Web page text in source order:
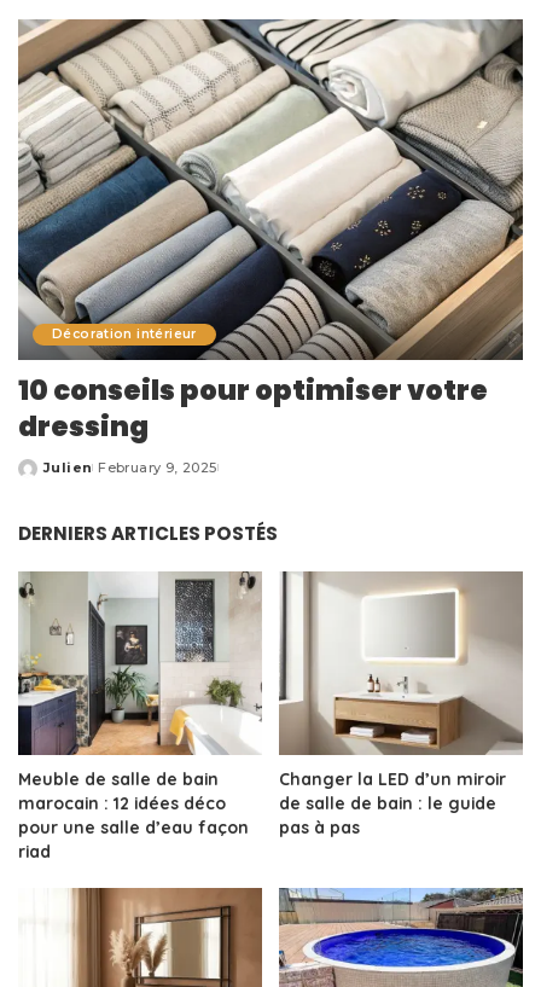
Décoration intérieur
10 conseils pour optimiser votre
dressing
Posted
Julien February 9, 2025
DERNIERS ARTICLES POSTÉS
Meuble de salle de bain
marocain : 12 idées déco
pour une salle d’eau façon
riad
Changer la LED d’un miroir
de salle de bain : le guide
pas à pas